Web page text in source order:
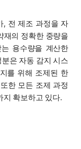
, 전 제조 과정을 자
재의 정확한 중량을
용수량을 계산한
은 자동 감지 시스
를 위해 조제된 한
한 모든 조제 과정
지 확보하고 있다.